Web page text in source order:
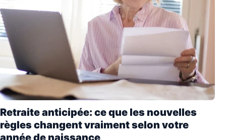
Retraite anticipée: ce que les nouvelles
règles changent vraiment selon votre